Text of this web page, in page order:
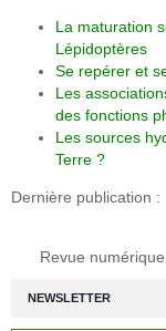
NEWSLETTER
La maturation
Lépidoptères
Se repérer et
Les
des fonctions
Les sources
Terre ?
Dernière publication :
Revue